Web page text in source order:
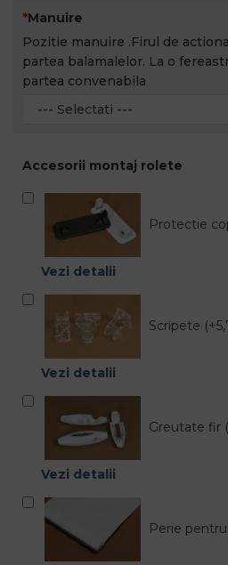
Manuire
Pozitie manuire .Firul de
partea balamalelor. La o
partea convenabila
Accesorii montaj rolete
Protectie
Vezi detalii
Scripete
Vezi detalii
Greutate fir
Vezi detalii
Perie